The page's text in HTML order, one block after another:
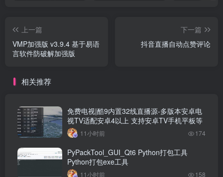
上一篇
VMP加强版 v3.9.4 基于易语
言软件防破解加强版
下一篇
抖音直播自动点赞评论
相关推荐
免费电视|酷9内置32线直播源-多版本安卓电
视TV适配安卓4以上 支持安卓TV手机平板等
11小时前 174
PyPackTool_GUI_Qt6 Python打包工具
Python打包exe工具
11小时前 158